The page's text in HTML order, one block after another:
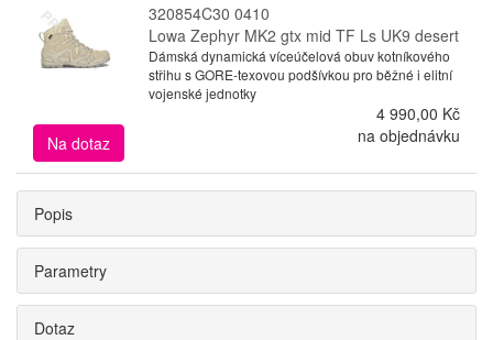
320854C30 0410
Lowa Zephyr MK2 gtx mid TF Ls UK9 desert
Dámská dynamická víceúčelová obuv kotníkového
střihu s GORE-texovou podšívkou pro běžné i elitní
vojenské jednotky
4 990,00 Kč
Na dotaz
na objednávku
Popis
Parametry
Dotaz